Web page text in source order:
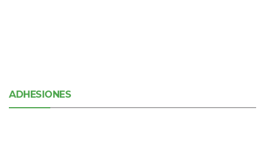
ADHESIONES